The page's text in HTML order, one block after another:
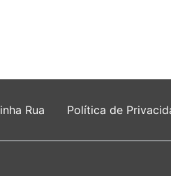
Rua Política de